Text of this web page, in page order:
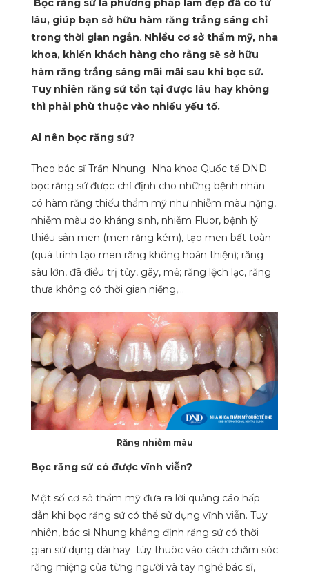
lâu, giúp bạn sở hữu hàm răng trắng sáng chỉ
trong thời gian ngắn. Nhiều cơ sở thẩm mỹ, nha
khoa, khiến khách hàng cho rằng sẽ sở hữu
hàm răng trắng sáng mãi mãi sau khi bọc sứ.
Tuy nhiên răng sứ tồn tại được lâu hay không
thì phải phù thuộc vào nhiều yếu tố.
Ai nên bọc răng sứ?
Theo bác sĩ Trần Nhung- Nha khoa Quốc tế DND
bọc răng sứ được chỉ định cho những bệnh nhân
có hàm răng thiếu thẩm mỹ như nhiễm màu nặng,
nhiễm màu do kháng sinh, nhiễm Fluor, bệnh lý
thiểu sản men (men răng kém), tạo men bất toàn
(quá trình tạo men răng không hoàn thiện); răng
sâu lớn, đã điều trị tủy, gãy, mẻ; răng lệch lạc, răng
thưa không có thời gian niềng,…
Răng nhiễm màu
Bọc răng sứ có được vĩnh viễn?
Một số cơ sở thẩm mỹ đưa ra lời quảng cáo hấp
dẫn khi bọc răng sứ có thể sử dụng vĩnh viễn. Tuy
nhiên, bác sĩ Nhung khẳng định răng sứ có thời
gian sử dụng dài hay tùy thuôc vào cách chăm sóc
răng miệng của từng người và tay nghề bác sĩ,